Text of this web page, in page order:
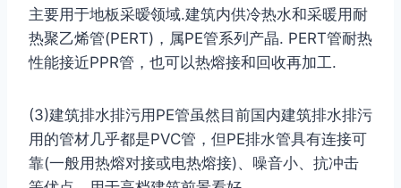
主要用于地板采暧领域.建筑内供冷热水和采暖用耐
热聚乙烯管(PERT)，属PE管系列产晶. PERT管耐热
性能接近PPR管，也可以热熔接和回收再加工.
(3)建筑排水排污用PE管虽然目前国内建筑排水排污
用的管材几乎都是PVC管，但PE排水管具有连接可
靠(一般用热熔对接或电热熔接)、噪音小、抗冲击